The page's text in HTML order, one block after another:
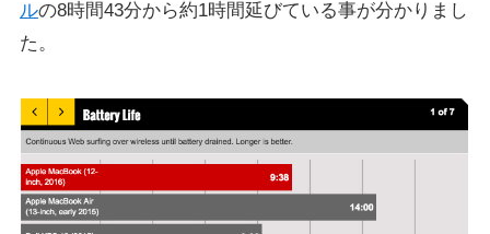
ルの8時間43分から約1時間延びている事が分かりまし
た。